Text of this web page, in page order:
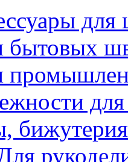
бытовых
бижутерия